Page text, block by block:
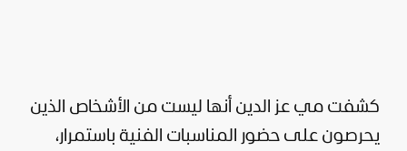
كشفت مي عز الدين أنها ليست من الأشخاص الذين
يحرصون على حضور المناسبات الفنية باستمرار،